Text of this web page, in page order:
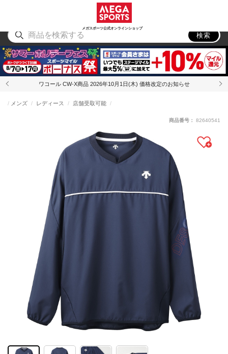
メガスポーツ公式オンラインショップ
アウトドア
検索
ワコール CW-X商品 2026年10月1日(木) 価格改定のお知らせ
メンズ レディース 店舗受取可能
商品番号： 82640541